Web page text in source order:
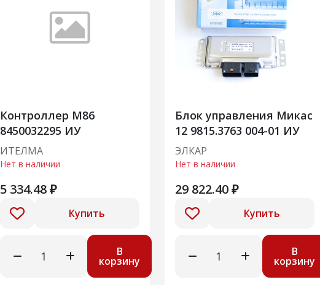
Контроллер М86
8450032295 ИУ
ИТЕЛМА
Нет в наличии
5 334.48 ₽
Купить
В
корзину
Блок управления Микас
12 9815.3763 004-01 ИУ
ЭЛКАР
Нет в наличии
29 822.40 ₽
Купить
В
корзину